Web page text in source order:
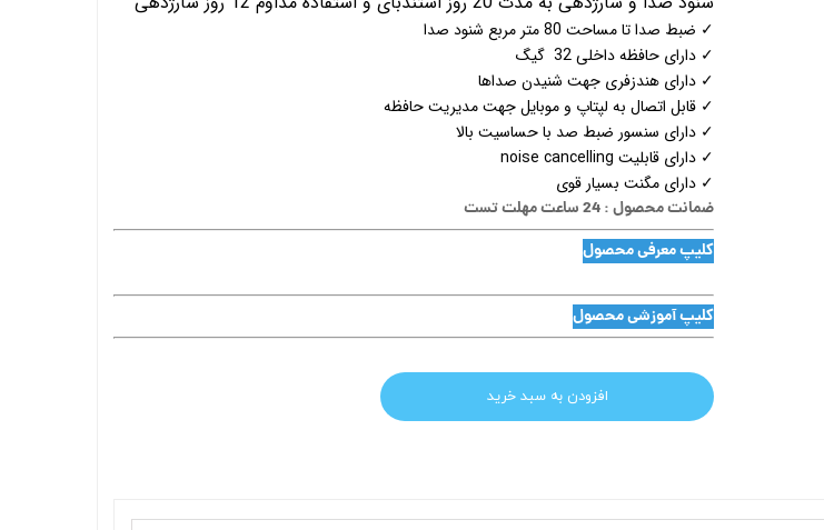
✓ ضبط صدا تا مساحت 80 متر مربع شنود صدا
✓ دارای حافظه داخلی 32 گیگ
✓ دارای هندزفری جهت شنیدن صداها
✓ قابل اتصال به لپتاپ و موبایل جهت مدیریت حافظه
✓ دارای سنسور ضبط صد با حساسیت بالا
✓ دارای قابلیت noise cancelling
✓ دارای مگنت بسیار قوی
ضمانت محصول : 24 ساعت مهلت تست
کلیپ معرفی محصول
کلیپ آموزشی محصول
افزودن به سبد خرید